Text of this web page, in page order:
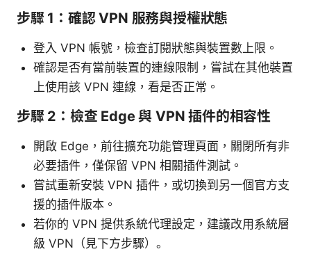
步驟 1：確認 VPN 服務與授權狀態
登入 VPN 帳號，檢查訂閱狀態與裝置數上限。
確認是否有當前裝置的連線限制，嘗試在其他裝置
上使用該 VPN 連線，看是否正常。
步驟 2：檢查 Edge 與 VPN 插件的相容性
開啟 Edge，前往擴充功能管理頁面，關閉所有非
必要插件，僅保留 VPN 相關插件測試。
嘗試重新安裝 VPN 插件，或切換到另一個官方支
援的插件版本。
若你的 VPN 提供系統代理設定，建議改用系統層
級 VPN（見下方步驟）。